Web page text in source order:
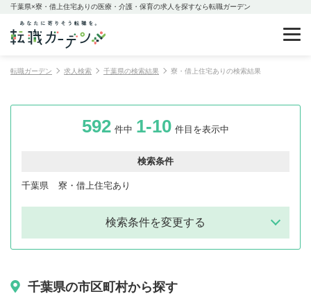
千葉県×寮・借上住宅ありの医療・介護・保育の求人を探すなら転職ガーデン
転職ガーデン 求人検索 千葉県の検索結果 寮・借上住宅ありの検索結果
592 件中 1-10 件目を表示中
検索条件
千葉県 寮・借上住宅あり
検索条件を変更する
千葉県の市区町村から探す